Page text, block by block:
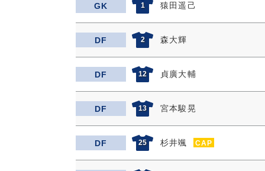
GK 1 猿田遥己
DF 2 森大輝
DF 12 貞廣大輔
DF 13 宮本駿晃
DF 25 杉井颯 CAP